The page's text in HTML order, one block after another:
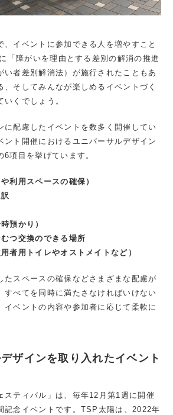
、イベントに参加できる人を増やすこと
「障がいを理由とする差別の解消の推進
い者差別解消法）が施行されたこともあ
、そしてみんなが楽しめるイベントづく
いくでしょう。
に配慮したイベントを数多く開催してい
ント開催におけるユニバーサルデザイン
項目を挙げています。
利用スペースの確保）
預かり）
つ交換のできる場所
者用トイレやオストメイトなど）
たスペースの確保などさまざまな配慮が
すべてを同時に満たさなければいけない
イベントの内容や参加者に応じて柔軟に
ザインを取り入れたイベント
スティバル」は、毎年12月第1週に開催
記念イベントです。TSP太陽は、2022年